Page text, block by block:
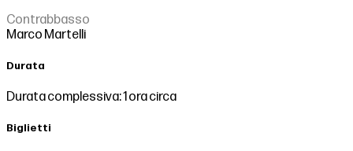
Contrabbasso
Marco Martelli
Durata
Durata complessiva: 1 ora circa
Biglietti